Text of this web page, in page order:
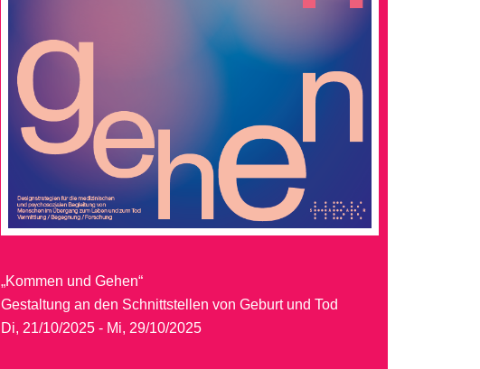
„Kommen und Gehen“
Gestaltung an den Schnittstellen von Geburt und Tod
Di, 21/10/2025 - Mi, 29/10/2025